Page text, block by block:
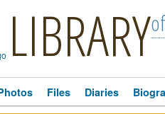
LIBRARY
Files Diaries